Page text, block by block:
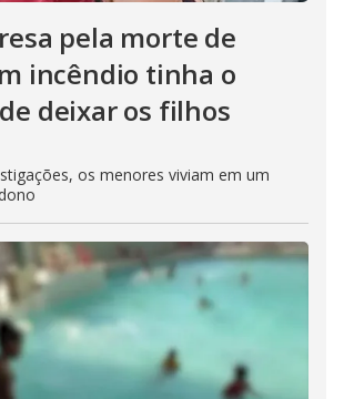
pela morte de
incêndio tinha o
deixar os filhos
os menores viviam em um